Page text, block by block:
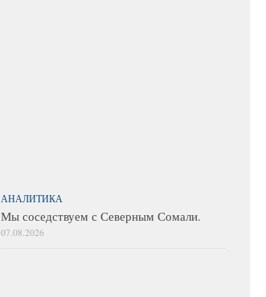
АНАЛИТИКА
Мы соседствуем с Северным Сомали.
07.08.2026